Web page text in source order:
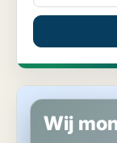
Winkel in
Wij